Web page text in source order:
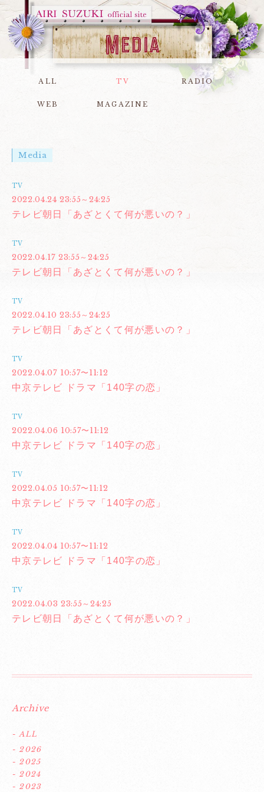
ALL TV RADIO
WEB MAGAZINE
Media
TV
2022.04.24 23:55～24:25
テレビ朝日「あざとくて何が悪いの？」
TV
2022.04.17 23:55～24:25
テレビ朝日「あざとくて何が悪いの？」
TV
2022.04.10 23:55～24:25
テレビ朝日「あざとくて何が悪いの？」
TV
2022.04.07 10:57〜11:12
中京テレビ ドラマ「140字の恋」
TV
2022.04.06 10:57〜11:12
中京テレビ ドラマ「140字の恋」
TV
2022.04.05 10:57〜11:12
中京テレビ ドラマ「140字の恋」
TV
2022.04.04 10:57〜11:12
中京テレビ ドラマ「140字の恋」
TV
2022.04.03 23:55～24:25
テレビ朝日「あざとくて何が悪いの？」
Archive
- ALL
- 2026
- 2025
- 2024
- 2023